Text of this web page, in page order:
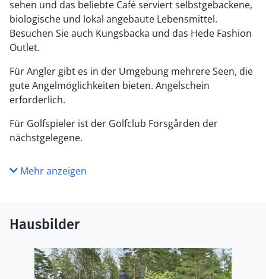
sehen und das beliebte Café serviert selbstgebackene,
biologische und lokal angebaute Lebensmittel.
Besuchen Sie auch Kungsbacka und das Hede Fashion
Outlet.
Für Angler gibt es in der Umgebung mehrere Seen, die
gute Angelmöglichkeiten bieten. Angelschein
erforderlich.
Für Golfspieler ist der Golfclub Forsgården der
nächstgelegene.
Mehr anzeigen
Hausbilder